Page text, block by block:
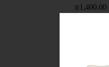
₪1,400.00